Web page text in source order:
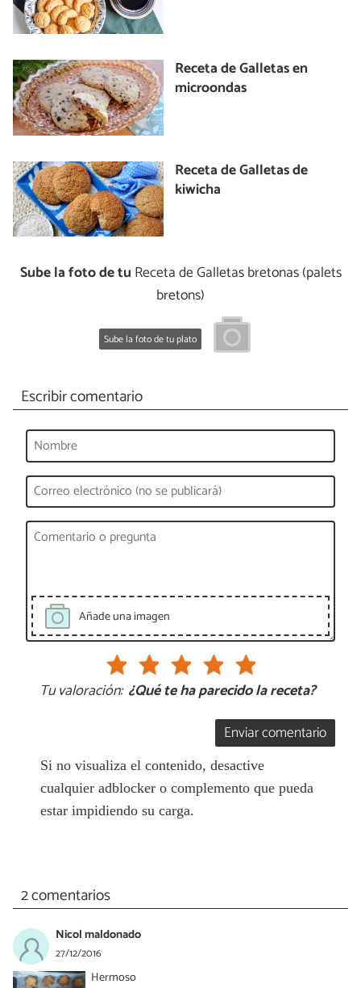
Receta de Galletas en
microondas
Receta de Galletas de
kiwicha
Sube la foto de tu Receta de Galletas bretonas (palets
bretons)
Sube la foto de tu plato
Escribir comentario
Añade una imagen
Tu valoración: ¿Qué te ha parecido la receta?
Enviar comentario
Si no visualiza el contenido, desactive
cualquier adblocker o complemento que pueda
estar impidiendo su carga.
2 comentarios
Nicol maldonado
27/12/2016
Hermoso